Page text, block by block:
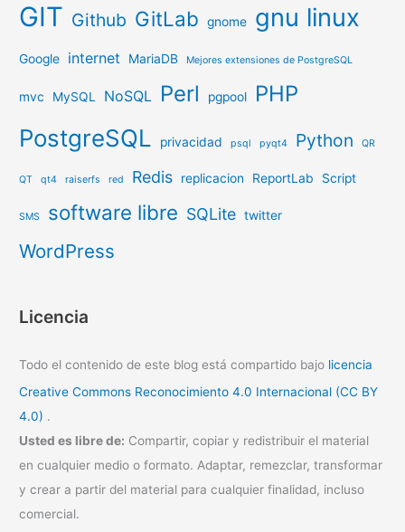
GIT Github GitLab gnome gnu linux
Google internet MariaDB Mejores extensiones de PostgreSQL
mvc MySQL NoSQL Perl pgpool PHP
PostgreSQL privacidad psql pyqt4 Python QR
QT qt4 raiserfs red Redis replicacion ReportLab Script
SMS software libre SQLite twitter
WordPress
Licencia
Todo el contenido de este blog está compartido bajo licencia
Creative Commons Reconocimiento 4.0 Internacional (CC BY
4.0) .
Usted es libre de: Compartir, copiar y redistribuir el material
en cualquier medio o formato. Adaptar, remezclar, transformar
y crear a partir del material para cualquier finalidad, incluso
comercial.